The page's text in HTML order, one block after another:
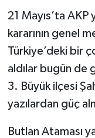
21 Mayıs’ta
kararının genel
Türkiye’deki bir
aldılar bugün de
3. Büyük ilçesi
yazılardan güç
Butlan Ataması